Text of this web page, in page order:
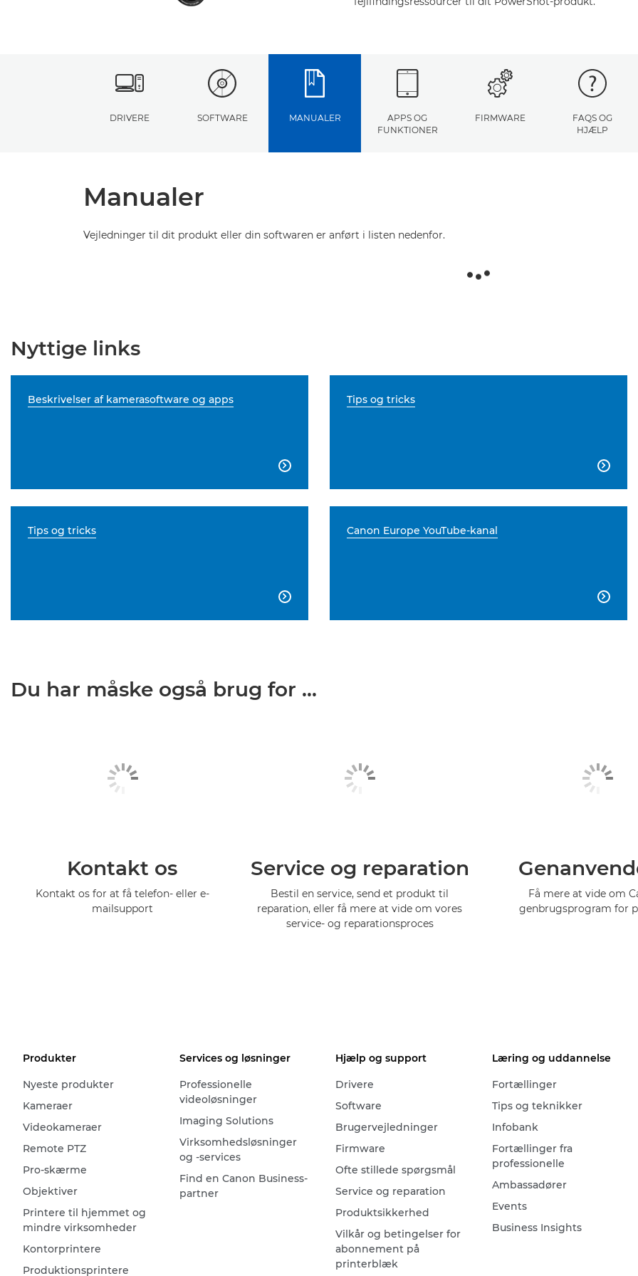
DRIVERE SOFTWARE MANUALER
APPS OG
FUNKTIONER
FIRMWARE
FAQS OG
HJÆLP
Manualer
Vejledninger til dit produkt eller din softwaren er anført i listen nedenfor.
Nyttige links
Beskrivelser af kamerasoftware og apps

Tips og tricks

Tips og tricks

Canon Europe YouTube-kanal

Du har måske også brug for ...
Kontakt os
Kontakt os for at få telefon- eller e-
mailsupport
Service og reparation
Bestil en service, send et produkt til
reparation, eller få mere at vide om vores
service- og reparationsproces
Få mere at vide om
genbrugsprogram for
Produkter
Nyeste produkter
Kameraer
Videokameraer
Remote PTZ
Pro-skærme
Objektiver
Printere til hjemmet og
mindre virksomheder
Kontorprintere
Produktionsprintere
Services og løsninger
Professionelle
videoløsninger
Imaging Solutions
Virksomhedsløsninger
og -services
Find en Canon Business-
partner
Hjælp og support
Drivere
Software
Brugervejledninger
Firmware
Ofte stillede spørgsmål
Service og reparation
Produktsikkerhed
Vilkår og betingelser for
abonnement på
printerblæk
Læring og uddannelse
Fortællinger
Tips og teknikker
Infobank
Fortællinger fra
professionelle
Ambassadører
Events
Business Insights